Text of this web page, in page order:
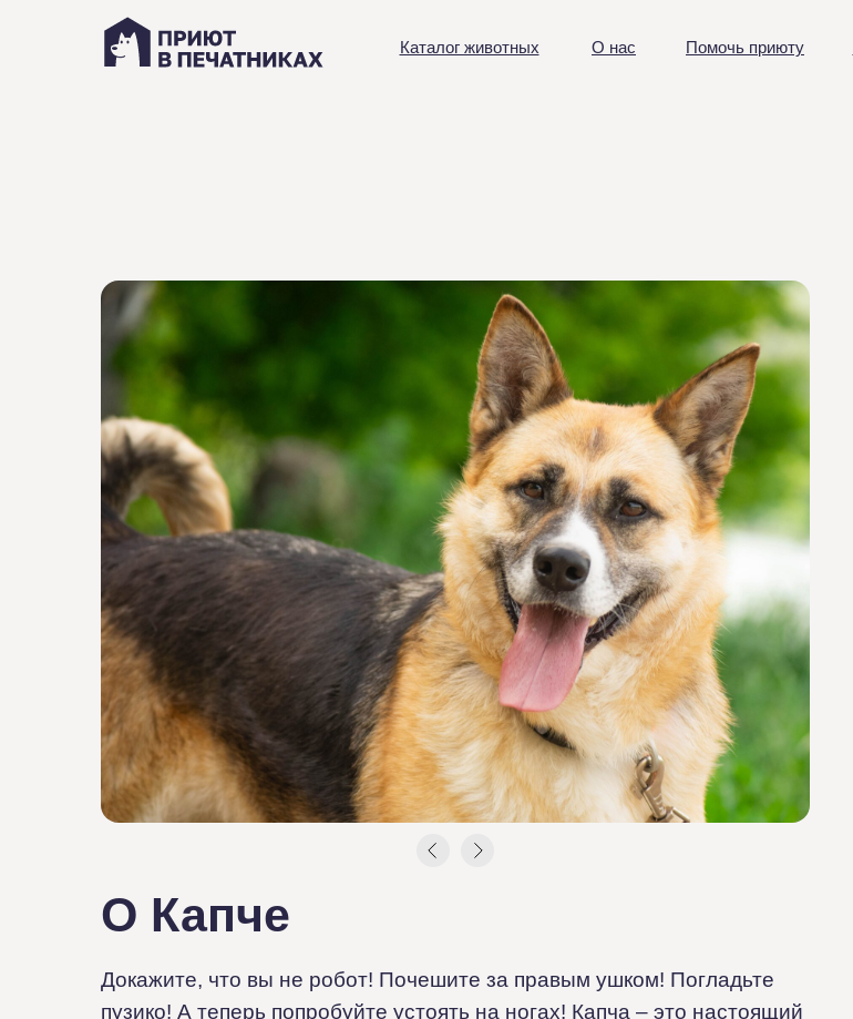
Каталог животных О нас Помочь приюту
Докажите, что вы не робот! Почешите за правым ушком! Погладьте
пузико! А теперь попробуйте устоять на ногах! Капча – это настоящий
О Капче